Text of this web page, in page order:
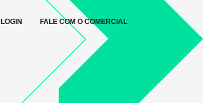
LOGIN FALE COM O COMERCIAL